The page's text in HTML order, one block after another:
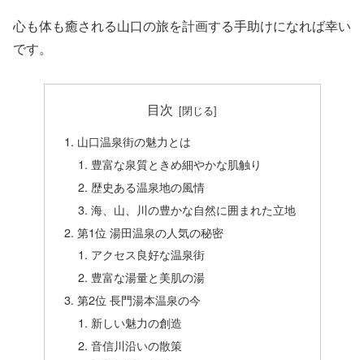
心も体も癒される山口の旅を計画する手助けになれば幸い
です。
目次
山口温泉街の魅力とは
豊富な泉質ときめ細やかな肌触り
歴史ある温泉地の風情
海、山、川の豊かな自然に囲まれた立地
第1位 湯田温泉の人気の秘密
アクセス良好な温泉街
豊富な湯量と美肌の湯
第2位 長門湯本温泉の今
新しい魅力の創造
音信川沿いの散策